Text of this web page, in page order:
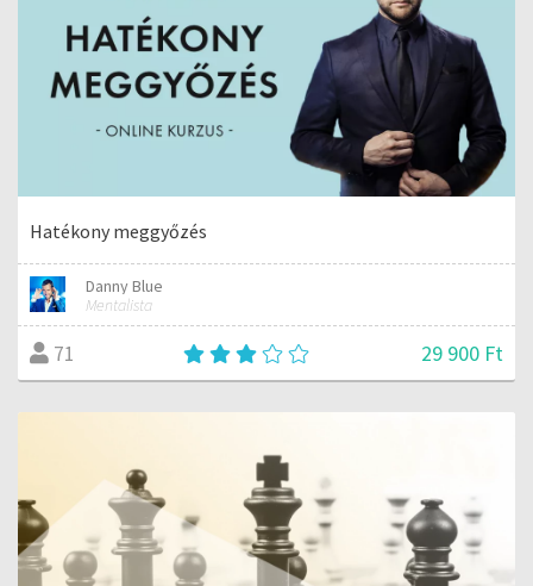
Hatékony meggyőzés
Danny Blue
Mentalista
71 29 900 Ft